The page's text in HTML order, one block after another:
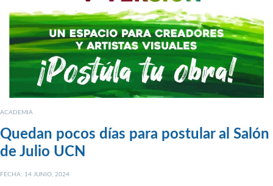
ACADEMIA
Quedan pocos días para postular al Salón
de Julio UCN
FECHA: 14 JUNIO, 2024